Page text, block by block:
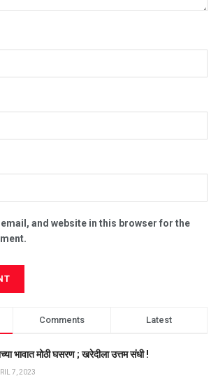
email, and website in this browser for the
Comments Latest
भावात मोठी घसरण ; खरेदीला उत्तम संधी !
7, 2023